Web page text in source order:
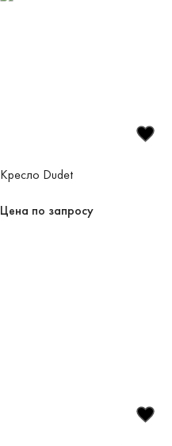
Кресло Dudet
Цена по запросу